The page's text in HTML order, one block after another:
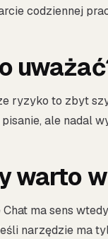
codziennej
ryzyko to zbyt
ale nadal
warto
ma sens
narzędzie ma